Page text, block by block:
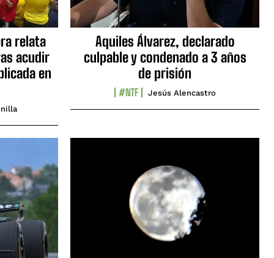
relata
acudir
en
Aquiles Álvarez, declarado
culpable y condenado a 3 años
de prisión
#NTF Jesús Alencastro